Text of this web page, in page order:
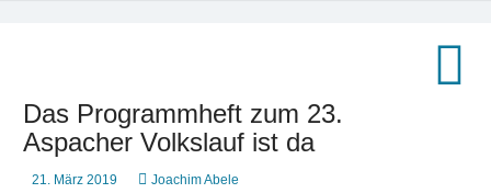
Das Programmheft zum 23.
Aspacher Volkslauf ist da
21. März 2019 Joachim Abele